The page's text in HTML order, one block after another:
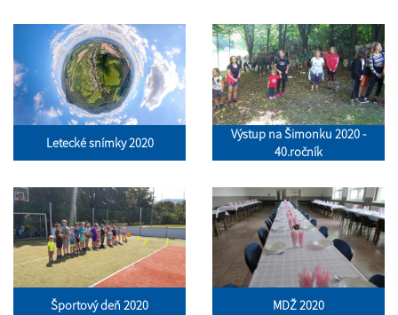
Letecké snímky 2020
Výstup na Šimonku 2020 -
40.ročník
Športový deň 2020 MDŽ 2020